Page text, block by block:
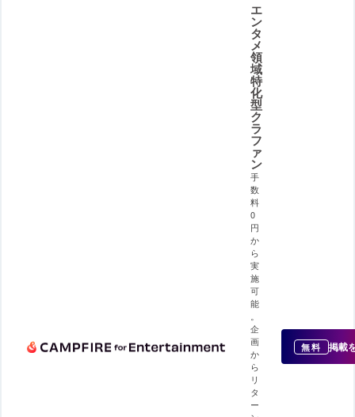
エ
ン
タ
メ
領
域
特
化
型
ク
ラ
フ
ァ
ン
手
数
料
0
円
か
ら
実
施
可
能
。
企
画
か
ら
リ
タ
ー
無料 掲載